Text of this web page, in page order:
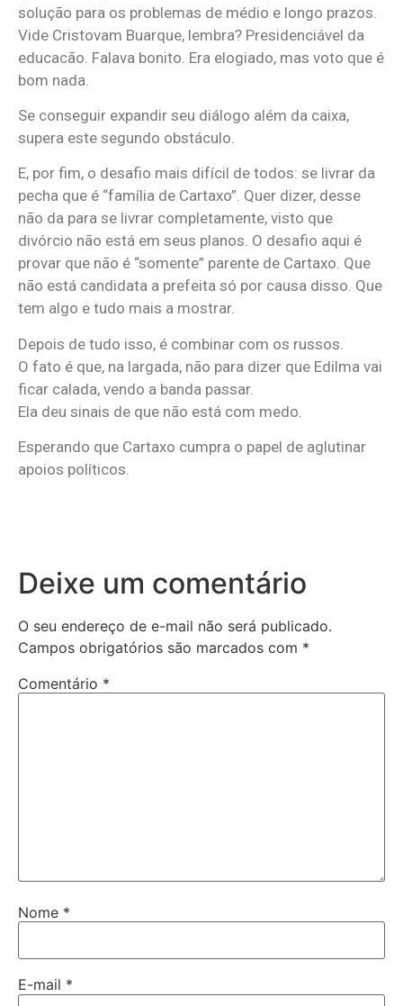
solução para os problemas de médio e longo prazos.
Vide Cristovam Buarque, lembra? Presidenciável da
educacão. Falava bonito. Era elogiado, mas voto que é
bom nada.
Se conseguir expandir seu diálogo além da caixa,
supera este segundo obstáculo.
E, por fim, o desafio mais difícil de todos: se livrar da
pecha que é “família de Cartaxo”. Quer dizer, desse
não da para se livrar completamente, visto que
divórcio não está em seus planos. O desafio aqui é
provar que não é “somente” parente de Cartaxo. Que
não está candidata a prefeita só por causa disso. Que
tem algo e tudo mais a mostrar.
Depois de tudo isso, é combinar com os russos.
O fato é que, na largada, não para dizer que Edilma vai
ficar calada, vendo a banda passar.
Ela deu sinais de que não está com medo.
Esperando que Cartaxo cumpra o papel de aglutinar
apoios políticos.
Deixe um comentário
O seu endereço de e-mail não será publicado.
Campos obrigatórios são marcados com *
Comentário *
Nome *
E-mail *